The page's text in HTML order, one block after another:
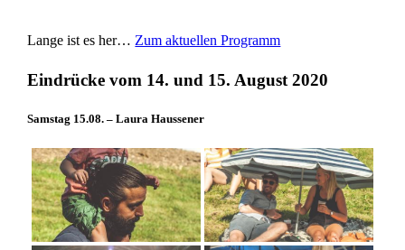
Lange ist es her… Zum aktuellen Programm
Eindrücke vom 14. und 15. August 2020
Samstag 15.08. – Laura Haussener